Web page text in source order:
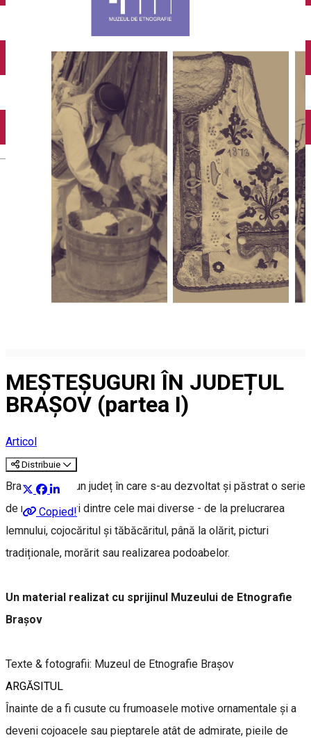
MEȘTEȘUGURI ÎN JUDEȚUL
BRAȘOV (partea I)
Articol
Distribuie
Copied!
Brașovul este un județ în care s-au dezvoltat și păstrat o serie
de meșteșuguri dintre cele mai diverse - de la prelucrarea
lemnului, cojocăritul și tăbăcăritul, până la olărit, picturi
tradiționale, morărit sau realizarea podoabelor.
Un material realizat cu sprijinul Muzeului de Etnografie
Brașov
Texte & fotografii: Muzeul de Etnografie Brașov
ARGĂSITUL
Înainte de a fi cusute cu frumoasele motive ornamentale și a
deveni cojoacele sau pieptarele atât de admirate, pieile de